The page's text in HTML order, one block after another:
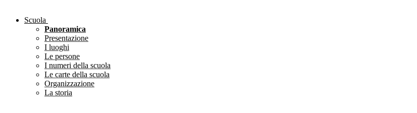
Scuola
Panoramica
Presentazione
I luoghi
Le persone
I numeri della scuola
Le carte della scuola
Organizzazione
La storia